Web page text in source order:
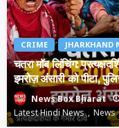
CRIME JHARKHAND
चतरा मॉब लिंचिंग:
इमरोज़ अंसारी को पीटा,
News Box Bharat
Latest Hindi News
News